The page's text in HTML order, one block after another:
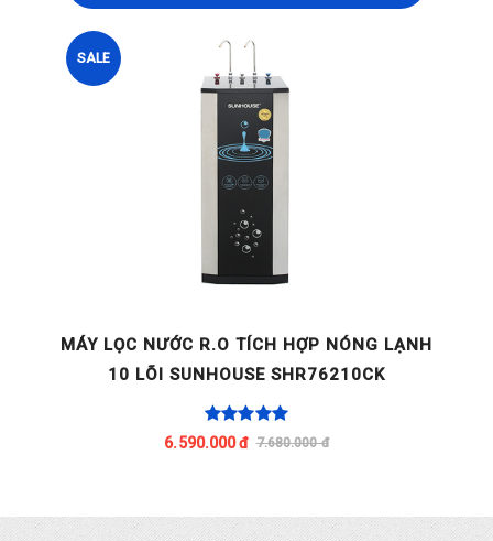
SALE
MÁY LỌC NƯỚC R.O TÍCH HỢP NÓNG LẠNH
10 LÕI SUNHOUSE SHR76210CK
6.590.000 đ 7.680.000 đ